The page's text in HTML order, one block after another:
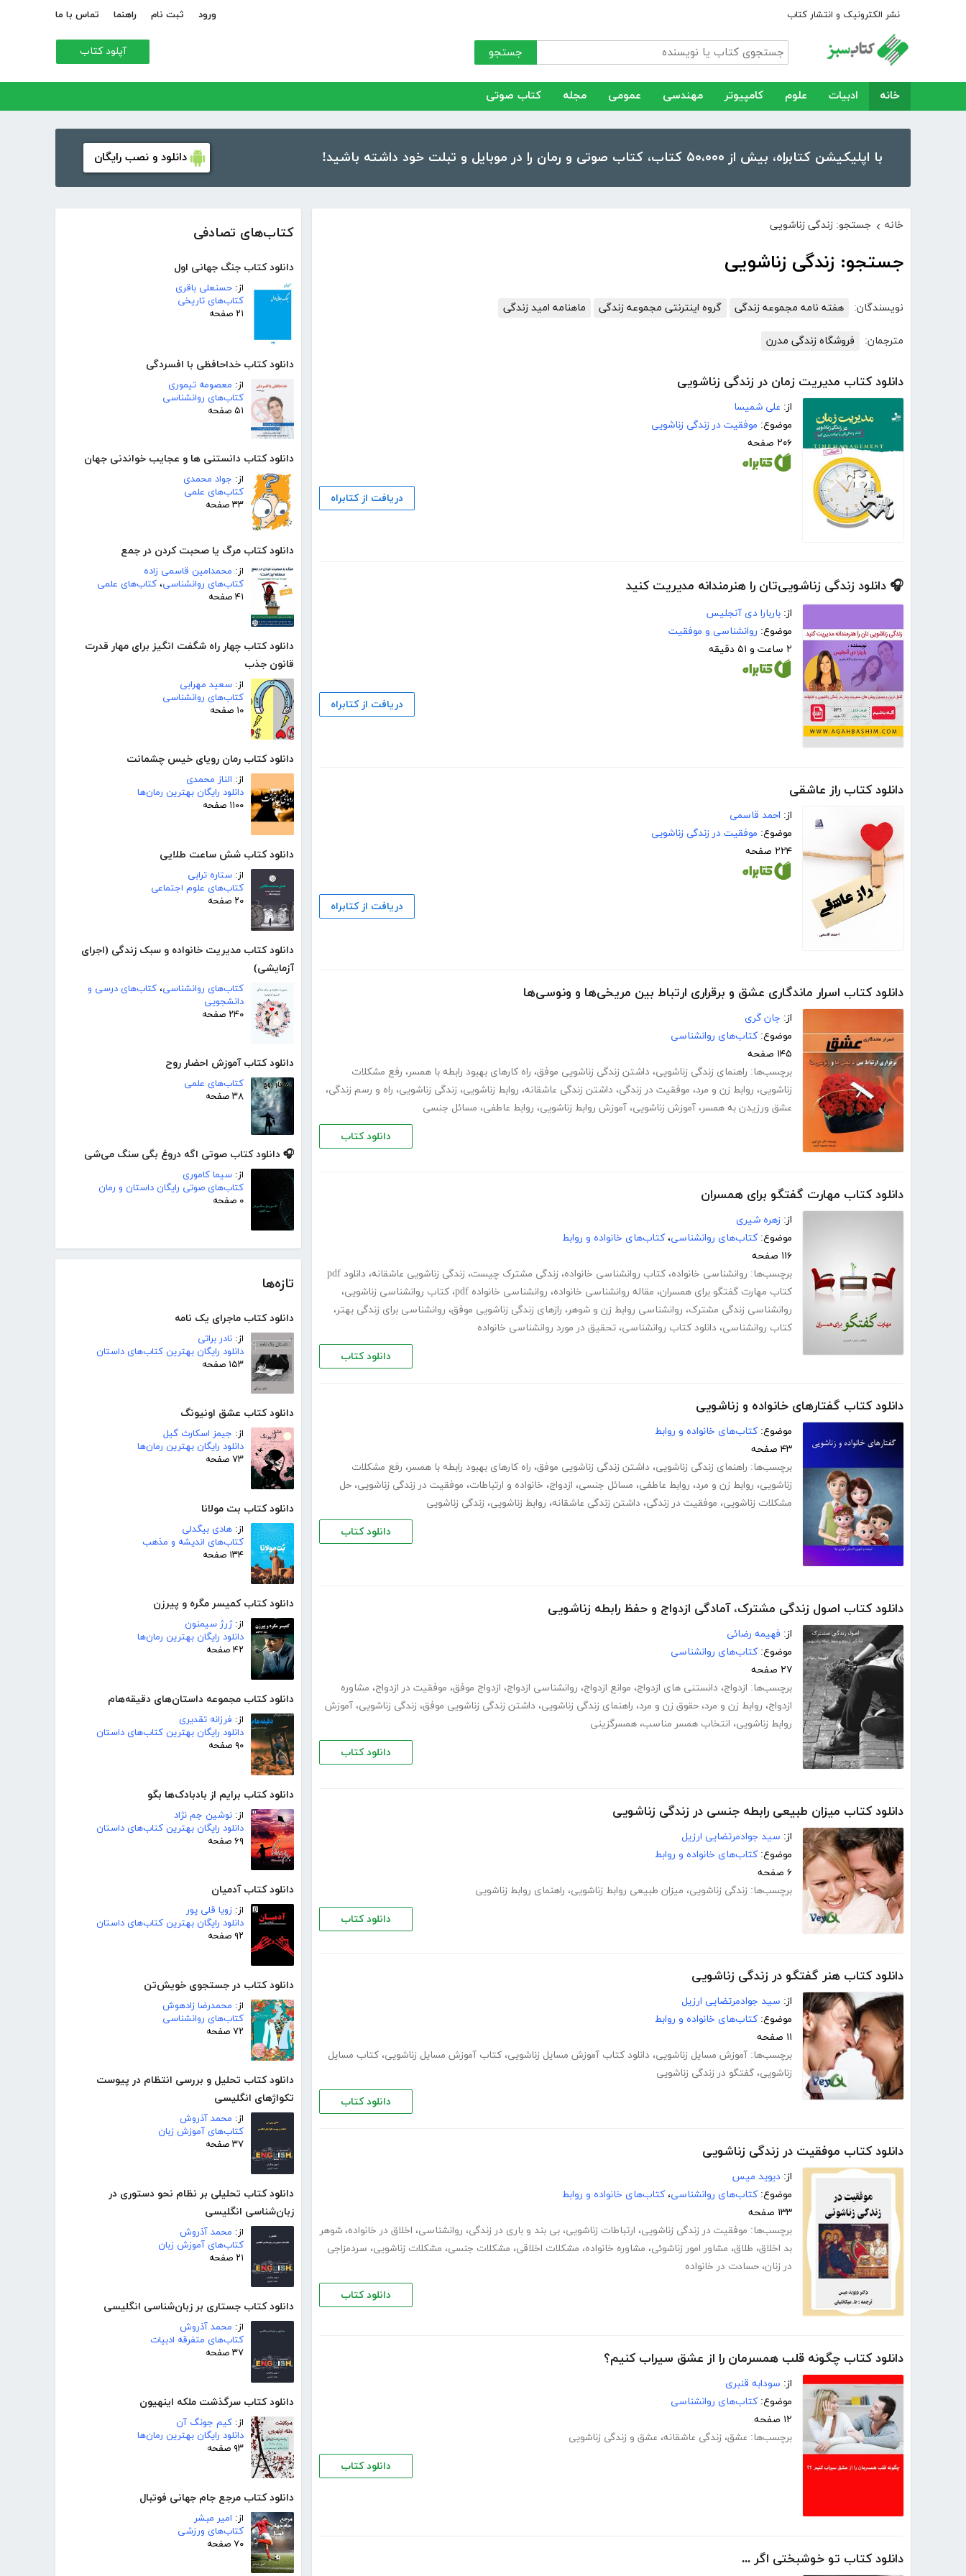
نشر الکترونیک و انتشار کتاب ورود ثبت نام راهنما تماس با ما
جستجو آپلود کتاب
خانه ادبیات علوم کامپیوتر مهندسی عمومی مجله کتاب صوتی
با اپلیکیشن کتابراه، بیش از ۵۰،۰۰۰ کتاب، کتاب صوتی و رمان را در موبایل و تبلت خود داشته باشید! دانلود و نصب رایگان
کتاب‌های تصادفی
دانلود کتاب جنگ جهانی اول
از: حسنعلی باقری
کتاب‌های تاریخی
۲۱ صفحه
دانلود کتاب خداحافظی با افسردگی
از: معصومه تیموری
کتاب‌های روانشناسی
۵۱ صفحه
دانلود کتاب دانستنی ھا و عجایب خواندنی جھان
از: جواد محمدی
کتاب‌های علمی
۳۳ صفحه
دانلود کتاب مرگ یا صحبت کردن در جمع
از: محمدامین قاسمی زاده
کتاب‌های روانشناسی، کتاب‌های علمی
۴۱ صفحه
دانلود کتاب چهار راه شگفت انگیز برای مهار قدرت
قانون جذب
از: سعید مهرابی
کتاب‌های روانشناسی
۱۰ صفحه
دانلود کتاب رمان رویای خیس چشمانت
از: الناز محمدی
دانلود رایگان بهترین رمان‌ها
۱۱۰۰ صفحه
دانلود کتاب شش ساعت طلایی
از: ستاره ترابی
کتاب‌های علوم اجتماعی
۲۰ صفحه
دانلود کتاب مدیریت خانواده و سبک زندگی (اجرای
آزمایشی)
کتاب‌های روانشناسی، کتاب‌های درسی و
دانشجویی
۲۴۰ صفحه
دانلود کتاب آموزش احضار روح
کتاب‌های علمی
۳۸ صفحه
🎧 دانلود کتاب صوتی اگه دروغ بگی سنگ می‌شی
از: سیما کاموری
کتاب‌های صوتی رایگان داستان و رمان
۰ صفحه
تازه‌ها
دانلود کتاب ماجرای یک نامه
از: نادر براتی
دانلود رایگان بهترین کتاب‌های داستان
۱۵۳ صفحه
دانلود کتاب عشق اونیونگ
از: جیمز اسکارث گیل
دانلود رایگان بهترین رمان‌ها
۷۳ صفحه
دانلود کتاب بت مولانا
از: هادی بیگدلی
کتاب‌های اندیشه و مذهب
۱۳۴ صفحه
دانلود کتاب کمیسر مگره و پیرزن
از:ژرژ سیمنون
دانلود رایگان بهترین رمان‌ها
۴۲ صفحه
دانلود کتاب مجموعه داستان‌های دقیقه‌هام
از: فرزانه تقدیری
دانلود رایگان بهترین کتاب‌های داستان
۹۰ صفحه
دانلود کتاب برایم از بادبادک‌ها بگو
از: نوشین جم نژاد
دانلود رایگان بهترین کتاب‌های داستان
۶۹ صفحه
دانلود کتاب آدمیان
از: زویا قلی پور
دانلود رایگان بهترین کتاب‌های داستان
۹۲ صفحه
دانلود کتاب در جستجوی خویش‌تن
از: محمدرضا زادهوش
کتاب‌های روانشناسی
۷۲ صفحه
دانلود کتاب تحلیل و بررسی انتظام در پیوست
تکواژهای انگلیسی
از: محمد آذروش
کتاب‌های آموزش زبان
۳۷ صفحه
دانلود کتاب تحلیلی بر نظام نحو دستوری در
زبان‌شناسی انگلیسی
از: محمد آذروش
کتاب‌های آموزش زبان
۲۱ صفحه
دانلود کتاب جستاری بر زبان‌شناسی انگلیسی
از: محمد آذروش
کتاب‌های متفرقه ادبیات
۳۷ صفحه
دانلود کتاب سرگذشت ملکه اینهیون
از: کیم جونگ آن
دانلود رایگان بهترین رمان‌ها
۹۳ صفحه
دانلود کتاب مرجع جام جهانی فوتبال
از: امیر مبشر
کتاب‌های ورزشی
۷۰ صفحه
خانه › جستجو: زندگی زناشویی
جستجو: زندگی زناشویی
نویسندگان: هفته نامه مجموعه زندگی گروه اینترنتی مجموعه زندگی ماهنامه امید زندگی
مترجمان: فروشگاه زندگی مدرن
دانلود کتاب مدیریت زمان در زندگی زناشویی
از: علی شمیسا
موضوع: موفقیت در زندگی زناشویی
۲۰۶ صفحه
دریافت از کتابراه
🎧 دانلود زندگی زناشویی‌تان را هنرمندانه مدیریت کنید
از: باربارا دی آنجلیس
موضوع: روانشناسی و موفقیت
۲ ساعت و ۵۱ دقیقه
دریافت از کتابراه
دانلود کتاب راز عاشقی
از: احمد قاسمی
موضوع: موفقیت در زندگی زناشویی
۲۲۴ صفحه
دریافت از کتابراه
دانلود کتاب اسرار ماندگاری عشق و برقراری ارتباط بین مریخی‌ها و ونوسی‌ها‎
از: جان گری
موضوع: کتاب‌های روانشناسی
۱۴۵ صفحه
برچسب‌ها: راهنمای زندگی زناشویی، داشتن زندگی زناشویی موفق، راه کارهای بهبود رابطه با همسر، رفع مشکلات
زناشویی، روابط زن و مرد، موفقیت در زندگی، داشتن زندگی عاشقانه، روابط زناشویی، زندگی زناشویی، راه و رسم زندگی،
عشق ورزیدن به همسر، آموزش زناشویی، آموزش روابط زناشویی، روابط عاطفی، مسائل جنسی
دانلود کتاب
دانلود کتاب مهارت گفتگو برای همسران
از: زهره شیری
موضوع: کتاب‌های روانشناسی، کتاب‌های خانواده و روابط
۱۱۶ صفحه
برچسب‌ها: روانشناسی خانواده، کتاب روانشناسی خانواده، زندگی مشترک چیست، زندگی زناشویی عاشقانه،
دانلود pdf
کتاب مهارت گفتگو برای همسران، مقاله روانشناسی خانواده، روانشناسی خانواده pdf ، کتاب روانشناسی زناشویی،
روانشناسی زندگی مشترک، روانشناسی روابط زن و شوهر، رازهای زندگی زناشویی موفق، روانشناسی برای زندگی بهتر،
کتاب روانشناسی، دانلود کتاب روانشناسی، تحقیق در مورد روانشناسی خانواده
دانلود کتاب
دانلود کتاب گفتارهای خانواده و زناشویی
موضوع: کتاب‌های خانواده و روابط
۴۳ صفحه
برچسب‌ها: راهنمای زندگی زناشویی، داشتن زندگی زناشویی موفق، راه کارهای بهبود رابطه با همسر، رفع مشکلات
زناشویی، روابط زن و مرد، روابط عاطفی، مسائل جنسی، ازدواج، خانواده و ارتباطات، موفقیت در زندگی زناشویی، حل
مشکلات زناشویی، موفقیت در زندگی، داشتن زندگی عاشقانه، روابط زناشویی، زندگی زناشویی
دانلود کتاب
دانلود کتاب اصول زندگی مشترک، آمادگی ازدواج و حفظ رابطه زناشویی
از: فهیمه رضائی
موضوع: کتاب‌های روانشناسی
۲۷ صفحه
برچسب‌ها: ازدواج، دانستنی های ازدواج، موانع ازدواج، روانشناسی ازدواج، ازدواج موفق، موفقیت در ازدواج، مشاوره
ازدواج، روابط زن و مرد، حقوق زن و مرد، راهنمای زندگی زناشویی، داشتن زندگی زناشویی موفق، زندگی زناشویی، آموزش
روابط زناشویی، انتخاب همسر مناسب، همسرگزینی
دانلود کتاب
دانلود کتاب میزان طبیعی رابطه جنسی در زندگی زناشویی
از: سید جوادمرتضایی ارزیل
موضوع: کتاب‌های خانواده و روابط
۶ صفحه
برچسب‌ها: زندگی زناشویی، میزان طبیعی روابط زناشویی، راهنمای روابط زناشویی
دانلود کتاب
دانلود کتاب هنر گفتگو در زندگی زناشویی
از: سید جوادمرتضایی ارزیل
موضوع: کتاب‌های خانواده و روابط
۱۱ صفحه
برچسب‌ها: آموزش مسایل زناشویی، دانلود کتاب آموزش مسایل زناشویی، کتاب آموزش مسایل زناشویی، کتاب مسایل
زناشویی، گفتگو در زندگی زناشویی
دانلود کتاب
دانلود کتاب موفقیت در زندگی زناشویی
از: دیوید میس
موضوع: کتاب‌های روانشناسی، کتاب‌های خانواده و روابط
۱۳۳ صفحه
برچسب‌ها: موفقیت در زندگی زناشویی، ارتباطات زناشویی، بی بند و باری در زندگی، روانشناسی، اخلاق در خانواده، شوهر
بد اخلاق، طلاق، مشاور امور زناشوئی، مشاوره خانواده، مشکلات اخلاقی، مشکلات جنسی، مشکلات زناشویی، سردمزاجی
در زنان، حسادت در خانواده
دانلود کتاب
دانلود کتاب چگونه قلب همسرمان را از عشق سیراب کنیم؟
از: سودابه قنبری
موضوع: کتاب‌های روانشناسی
۱۲ صفحه
برچسب‌ها: عشق، زندگی عاشقانه، عشق و زندگی زناشویی
دانلود کتاب
دانلود کتاب تو خوشبختی اگر ...